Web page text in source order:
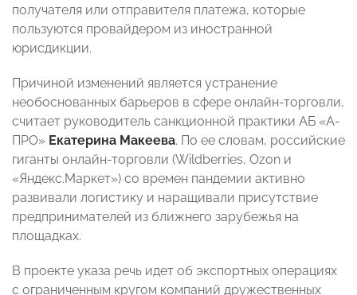
получателя или отправителя платежа, которые
пользуются провайдером из иностранной
юрисдикции.
Причиной изменений является устранение
необоснованных барьеров в сфере онлайн-торговли,
считает руководитель санкционной практики АБ «А-
ПРО» Екатерина Макеева. По ее словам, российские
гиганты онлайн-торговли (Wildberries, Ozon и
«Яндекс.Маркет») со времен пандемии активно
развивали логистику и наращивали присутствие
предпринимателей из ближнего зарубежья на
площадках.
В проекте указа речь идет об экспортных операциях
с ограниченным кругом компаний дружественных